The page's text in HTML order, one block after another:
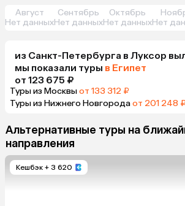
Август
Нет данных
Сентябрь
Нет данных
Октябрь
Нет данныхНет
из Санкт-Петербурга в Луксор
мы показали туры в Египет
от 123 675 ₽
Туры из Москвыот 133 312 ₽
Туры из Нижнего Новгородаот 201 248 ₽
Альтернативные туры на
направления
Кешбэк + 3 620